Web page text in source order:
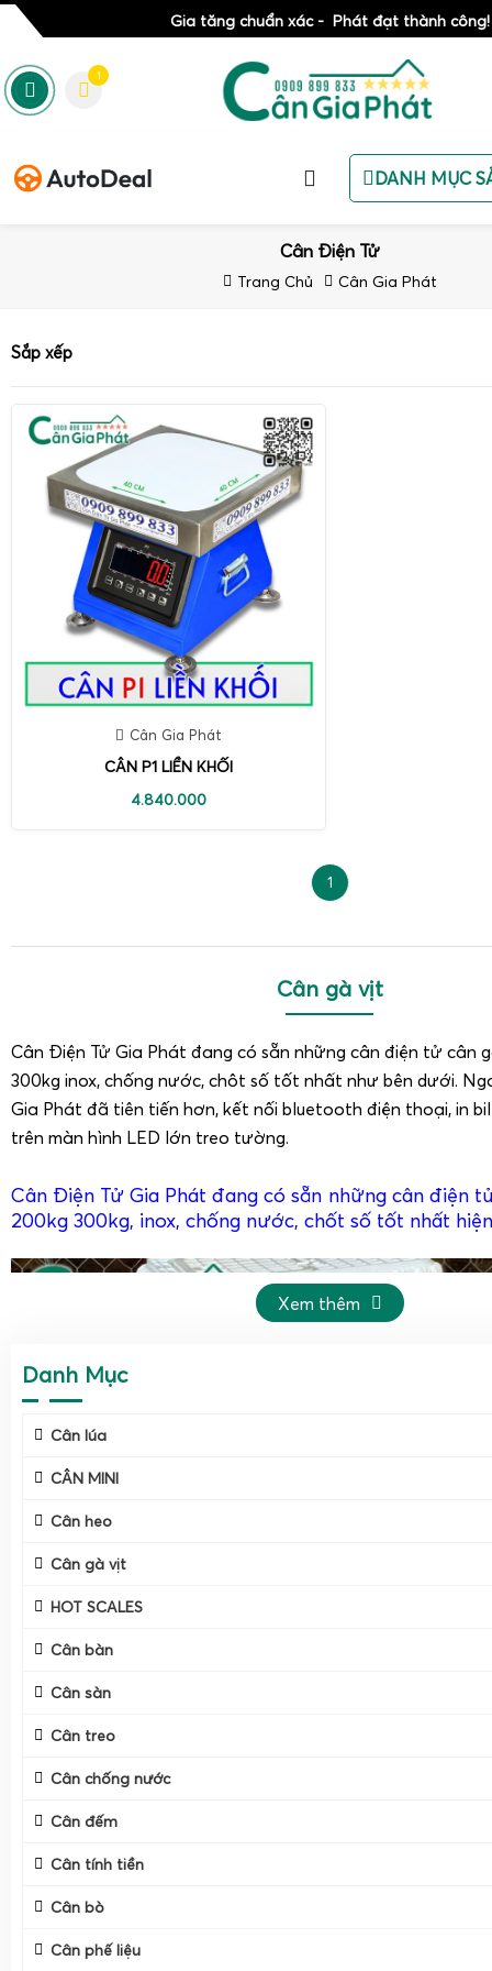
Gia tăng chuẩn xác - Phát đạt thành công!
1
DANH MỤC
Cân Điện Tử
Trang Chủ Cân Gia Phát
Danh Mục
Cân lúa
CÂN MINI
Cân heo
Cân gà vịt
HOT SCALES
Cân bàn
Cân sàn
Cân treo
Cân chống nước
Cân đếm
Cân tính tiền
Cân bò
Cân phế liệu
Sắp xếp
Cân Gia Phát
CÂN P1 LIỀN KHỐI
4.840.000
1
Cân gà vịt
Cân Điện Tử Gia Phát đang có sẵn những cân điện tử cân
300kg inox, chống nước, chôt số tốt nhất như bên dưới.
Gia Phát đã tiên tiến hơn, kết nối bluetooth điện thoại, in
trên màn hình LED lớn treo tường.
Cân Điện Tử Gia Phát đang có sẵn những cân điện
200kg 300kg, inox, chống nước, chốt số tốt nhất
nay với trọng lượng tối đa 100kg, 200kg và 300kg, thiết kế
Xem thêm